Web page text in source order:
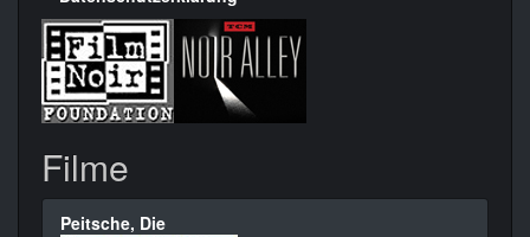
Filme
Peitsche, Die